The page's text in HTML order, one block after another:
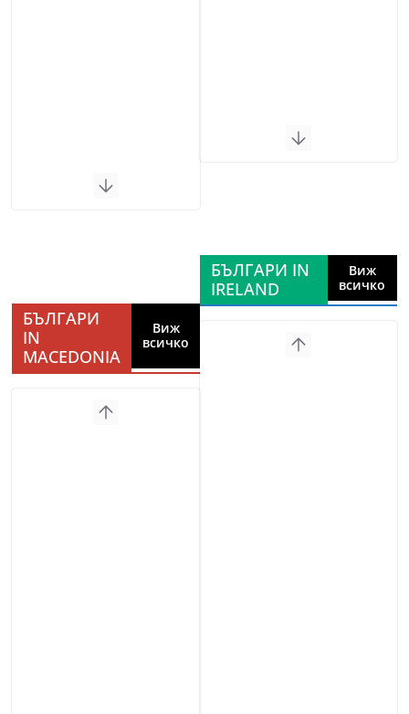
БЪЛГАРИ
IN
MACEDONIA
Виж
всичко
БЪЛГАРИ IN
IRELAND
Виж
всичко